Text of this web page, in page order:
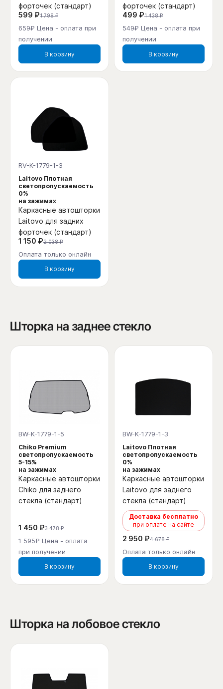
форточек (стандарт)
599 ₽1 798 ₽
659₽ Цена - оплата при
получении
В корзину
форточек (стандарт)
499 ₽1 438 ₽
549₽ Цена - оплата при
получении
В корзину
RV-K-1779-1-3
Laitovo Плотная
светопропускаемость
0%
на зажимах
Каркасные автошторки
Laitovo для задних
форточек (стандарт)
1 150 ₽2 038 ₽
Оплата только онлайн
В корзину
Шторка на заднее стекло
BW-K-1779-1-5
Chiko Premium
светопропускаемость
5-15%
на зажимах
Каркасные автошторки
Chiko для заднего
стекла (стандарт)
1 450 ₽3 478 ₽
1 595₽ Цена - оплата
при получении
В корзину
BW-K-1779-1-3
Laitovo Плотная
светопропускаемость
0%
на зажимах
Каркасные автошторки
Laitovo для заднего
стекла (стандарт)
Доставка бесплатно
при оплате на сайте
2 950 ₽4 678 ₽
Оплата только онлайн
В корзину
Шторка на лобовое стекло